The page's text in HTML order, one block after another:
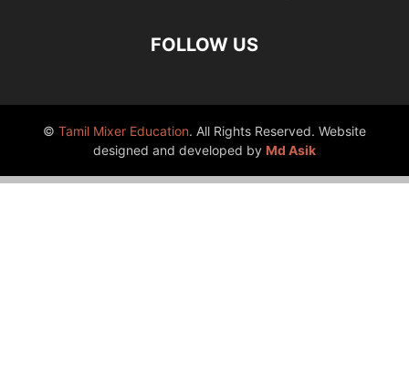
FOLLOW US
© Tamil Mixer Education. All Rights Reserved. Website
designed and developed by Md Asik